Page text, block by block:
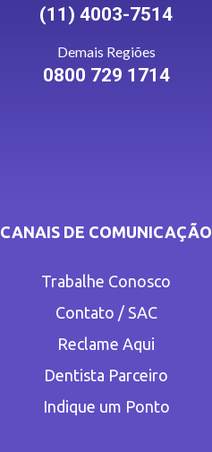
(11) 4003-7514
Demais Regiões
0800 729 1714
CANAIS DE COMUNICAÇÃO
Trabalhe Conosco
Contato / SAC
Reclame Aqui
Dentista Parceiro
Indique um Ponto